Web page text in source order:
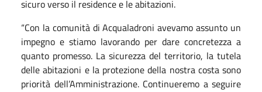
sicuro verso il residence e le abitazioni.
“Con la comunità di Acqualadroni avevamo assunto un
impegno e stiamo lavorando per dare concretezza a
quanto promesso. La sicurezza del territorio, la tutela
delle abitazioni e la protezione della nostra costa sono
priorità dell’Amministrazione. Continueremo a seguire